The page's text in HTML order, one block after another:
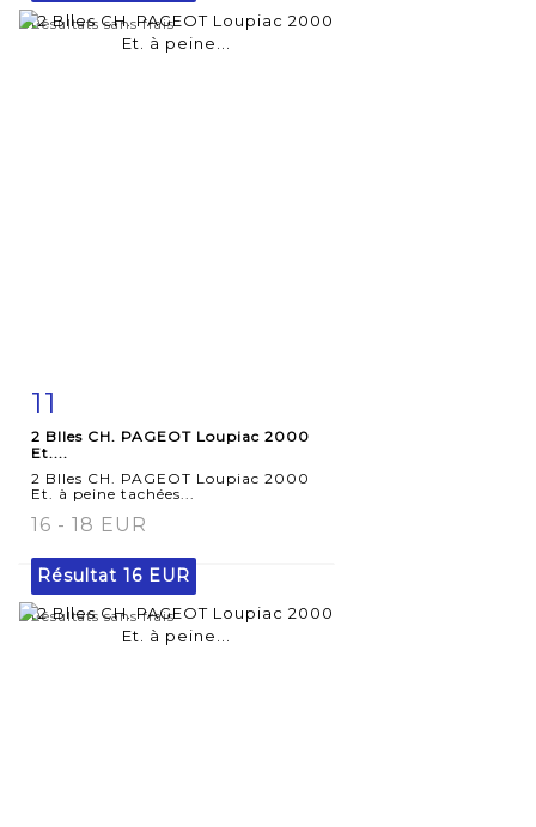
Résultats sans frais
11
2 Blles CH. PAGEOT Loupiac 2000
Et....
2 Blles CH. PAGEOT Loupiac 2000
Et. à peine tachées...
16 - 18 EUR
Résultat 16 EUR
Résultats sans frais